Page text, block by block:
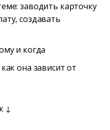
заводить карточку
создавать
и когда
она зависит от
↓